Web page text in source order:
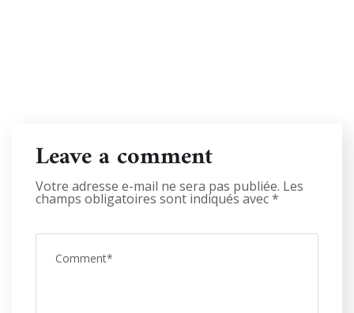
Leave a comment
Votre adresse e-mail ne sera pas publiée. Les
champs obligatoires sont indiqués avec*